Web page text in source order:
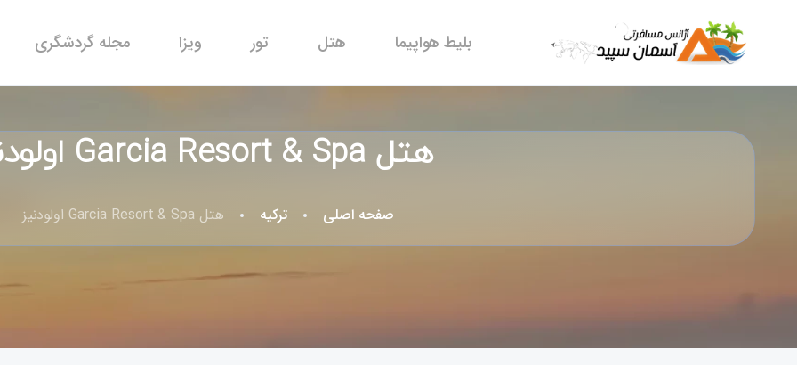
بلیط هواپیما هتل تور ویزا مجله گردشگری
هتل Garcia Resort & Spa اولودنیز
صفحه اصلی ترکیه هتل Garcia Resort & Spa اولودنیز